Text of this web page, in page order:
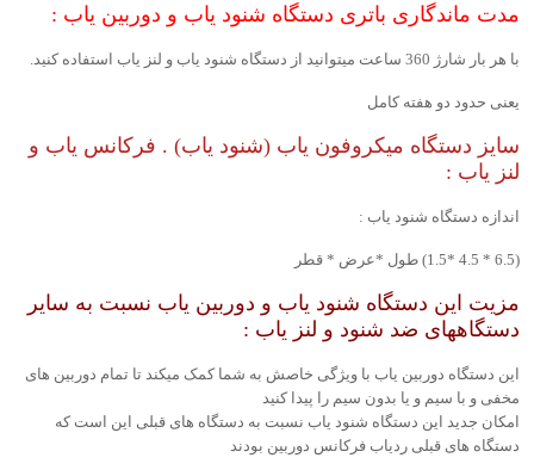
مدت ماندگاری باتری دستگاه شنود یاب و دوربین یاب :
با هر بار شارژ 360 ساعت میتوانید از دستگاه شنود یاب و لنز یاب استفاده کنید.
یعنی حدود دو هفته کامل
سایز دستگاه میکروفون یاب (شنود یاب) . فرکانس یاب و
لنز یاب :
اندازه دستگاه شنود یاب :
(6.5 * 4.5 *1.5) طول *عرض * قطر
مزیت این دستگاه شنود یاب و دوربین یاب نسبت به سایر
دستگاههای ضد شنود و لنز یاب :
این دستگاه دوربین یاب با ویژگی خاصش به شما کمک میکند تا تمام دوربین های
مخفی و با سیم و یا بدون سیم را پیدا کنید
امکان جدید این دستگاه شنود یاب نسبت به دستگاه های قبلی این است که
دستگاه های قبلی ردیاب فرکانس دوربین بودند